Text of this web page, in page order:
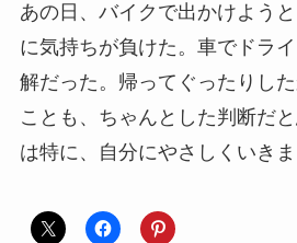
あの日、バイクで出かけよう
に気持ちが負けた。車でドラ
解だった。帰ってぐったりし
ことも、ちゃんとした判断だ
は特に、自分にやさしくいきま